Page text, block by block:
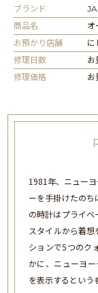
ブランド
商品名
オ
お預かり店舗
に
修理日数
お
修理価格
お
1981年、ニュー
ーを手掛けたの
の時計はプライ
スタイルから着
ションで5つのク
かに、ニューヨ
を表示するという